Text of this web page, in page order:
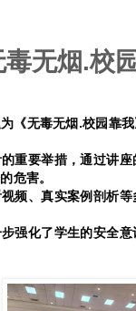
无烟.校
《无毒无烟.校园靠
重要举措，通过讲
危害。
频、真实案例剖析
强化了学生的安全